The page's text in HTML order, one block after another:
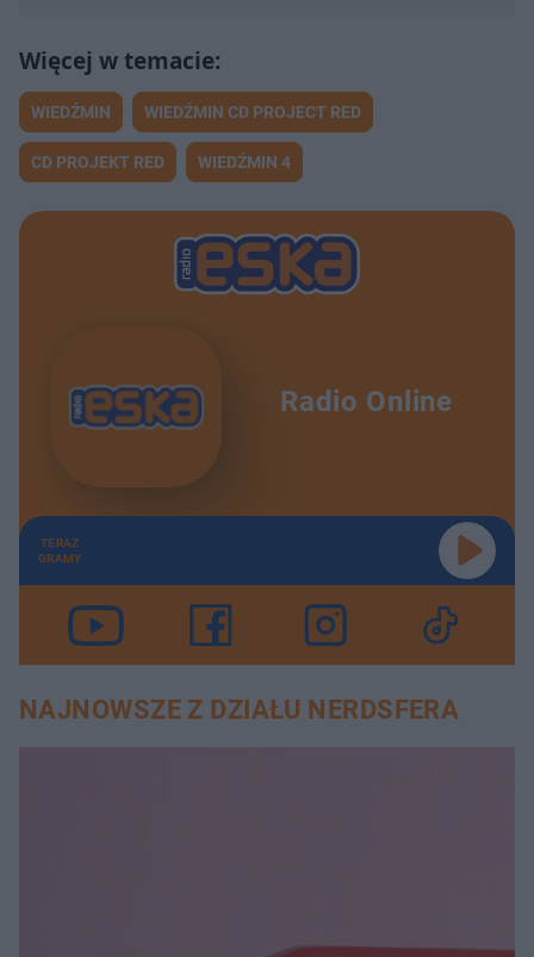
WIEDŹMIN WIEDŹMIN CD PROJECT RED
CD PROJEKT RED WIEDŹMIN 4
Radio Online
TERAZ
GRAMY
NAJNOWSZE Z DZIAŁU NERDSFERA